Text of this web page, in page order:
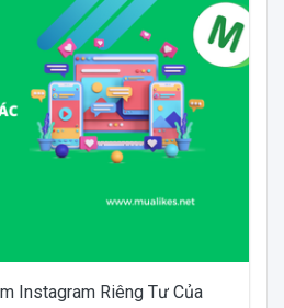
Instagram Riêng Tư Của